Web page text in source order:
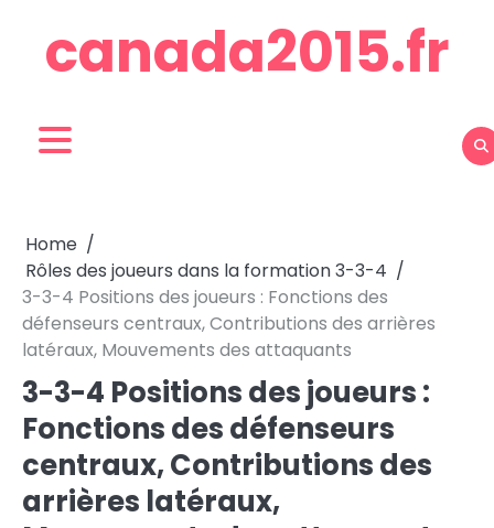
contentcanada2015.fr
Home
Rôles des joueurs dans la formation 3-3-4
3-3-4 Positions des joueurs : Fonctions des
défenseurs centraux, Contributions des arrières
latéraux, Mouvements des attaquants
3-3-4 Positions des joueurs :
Fonctions des défenseurs
centraux, Contributions des
arrières latéraux,